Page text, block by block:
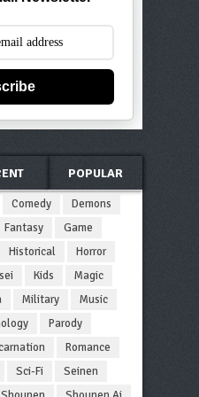
POPULAR
Comedy
Demons
Fantasy
Game
Historical
Horror
Kids
Magic
Military
Music
Parody
Romance
Sci-Fi
Seinen